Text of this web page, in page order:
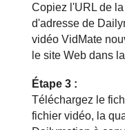
Copiez l'URL de
d'adresse de
vidéo VidMate
le site Web dans
Étape 3 :
Téléchargez le
fichier vidéo, la